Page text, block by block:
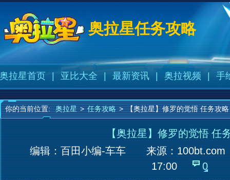
奥拉星任务攻略
奥拉星首页 亚比大全 最新资讯 奥拉视频 手
你的当前位置: 奥拉星 > 任务攻略 > 【奥拉星】修罗的觉悟 任务攻略
【奥拉星】修罗的觉悟 任
编辑：百田小编-车车
来源： 100bt.com
17:00
0